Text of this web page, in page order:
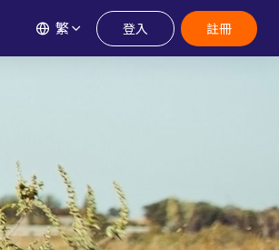
繁 登入 註冊